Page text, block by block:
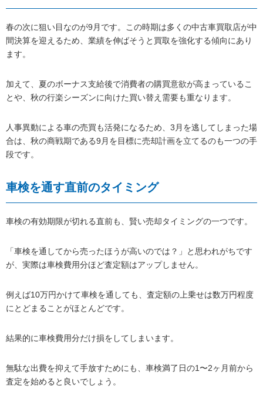
春の次に狙い目なのが9月です。この時期は多くの中古車買取店が中
間決算を迎えるため、業績を伸ばそうと買取を強化する傾向にあり
ます。
加えて、夏のボーナス支給後で消費者の購買意欲が高まっているこ
とや、秋の行楽シーズンに向けた買い替え需要も重なります。
人事異動による車の売買も活発になるため、3月を逃してしまった場
合は、秋の商戦期である9月を目標に売却計画を立てるのも一つの手
段です。
車検を通す直前のタイミング
車検の有効期限が切れる直前も、賢い売却タイミングの一つです。
「車検を通してから売ったほうが高いのでは？」と思われがちです
が、実際は車検費用分ほど査定額はアップしません。
例えば10万円かけて車検を通しても、査定額の上乗せは数万円程度
にとどまることがほとんどです。
結果的に車検費用分だけ損をしてしまいます。
無駄な出費を抑えて手放すためにも、車検満了日の1〜2ヶ月前から
査定を始めると良いでしょう。